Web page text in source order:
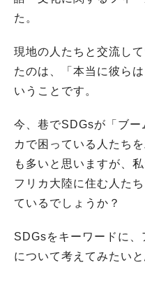
た。
現地の人たちと交流し
たのは、「本当に彼ら
いうことです。
今、巷でSDGsが「ブー
カで困っている人たち
も多いと思いますが、
フリカ大陸に住む人た
ているでしょうか？
SDGsをキーワードに
について考えてみたいと